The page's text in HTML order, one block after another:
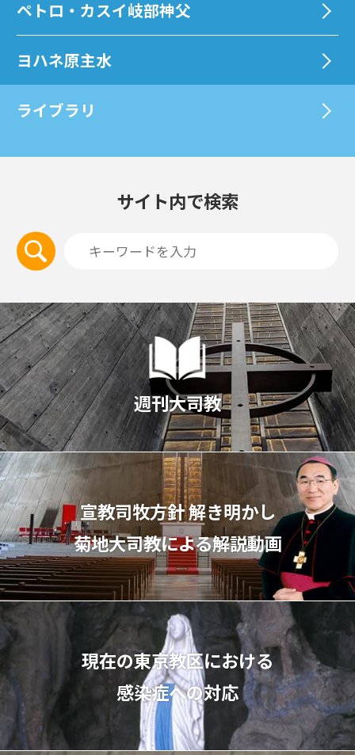
ペトロ・カスイ岐部神父
ヨハネ原主水
ライブラリ
サイト内で検索
週刊大司教
宣教司牧⽅針 解き明かし
菊地⼤司教による解説動画
現在の東京教区における
感染症への対応